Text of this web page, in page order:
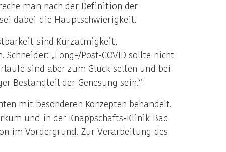
man nach der Definition der
dabei die Hauptschwierigkeit.
sind Kurzatmigkeit,
„Long-/Post-COVID sollte nicht
sind aber zum Glück selten und bei
Bestandteil der Genesung sein.“
mit besonderen Konzepten behandelt.
und in der Knappschafts-Klinik Bad
im Vordergrund. Zur Verarbeitung des